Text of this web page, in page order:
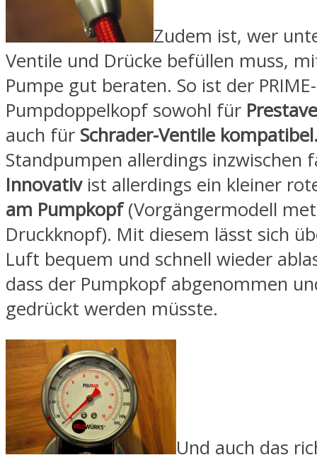
Zudem ist, wer
Ventile und Drücke befüllen muss,
Pumpe gut beraten. So ist der PRIME-
Pumpdoppelkopf sowohl für
auch für Schrader-Ventile
Standpumpen allerdings inzwischen
Innovativist allerdings ein kleiner
am Pumpkopf(Vorgängermodell
Druckknopf). Mit diesem lässt sich
Luft bequem und schnell wieder
dass der Pumpkopf abgenommen
gedrückt werden müsste.
Und auch das